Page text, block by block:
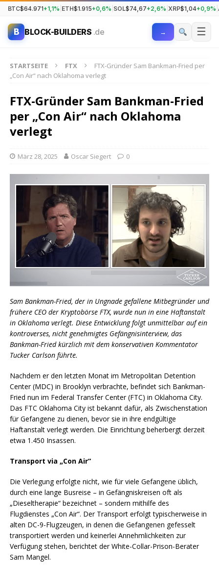
BTC$64.971+1,1% ETH$1.915+0,6% SOL$74,67+2,6% XRP$1,04+0,9%
B BLOCK-BUILDERS .de → ☰
STARTSEITE FTX
FTX-Gründer Sam Bankman-Fried per
„Con Air“ nach Oklahoma verlegt
FTX-Gründer Sam Bankman-Fried
per „Con Air“ nach Oklahoma
verlegt
März 28, 2025 Oscar Siegert 0
Sam Bankman-Fried, der in Ungnade gefallene Mitbegründer und
frühere CEO der Kryptobörse FTX, wurde nun in eine Haftanstalt
in Oklahoma verlegt. Diese Entwicklung folgt unmittelbar auf ein
kontroverses, nicht genehmigtes Gefängnisinterview, das
Bankman-Fried kürzlich mit dem konservativen Kommentator
Tucker Carlson führte.
Nachdem er den letzten Monat im Metropolitan Detention
Center (MDC) in Brooklyn verbrachte, befindet sich Bankman-
Fried nun im Federal Transfer Center (FTC) in Oklahoma City.
Das FTC Oklahoma City ist bekannt dafür, als Zwischenstation
für Gefangene zu dienen, bevor sie in ihre endgültige
Haftanstalt verlegt werden. Die Einrichtung beherbergt derzeit
etwa 1.450 Insassen.
Transport via „Con Air“
Die Verlegung erfolgte nicht, wie für viele Gefangene üblich,
durch eine lange Busreise – in Gefängniskreisen oft als
„Dieseltherapie“ bezeichnet – sondern mithilfe des
Flugdienstes „Con Air“. Der Transport erfolgt typischerweise in
alten DC-9-Flugzeugen, in denen die Gefangenen gefesselt
transportiert werden und keinerlei Annehmlichkeiten zur
Verfügung stehen, berichtet der White-Collar-Prison-Berater
Sam Mangel.